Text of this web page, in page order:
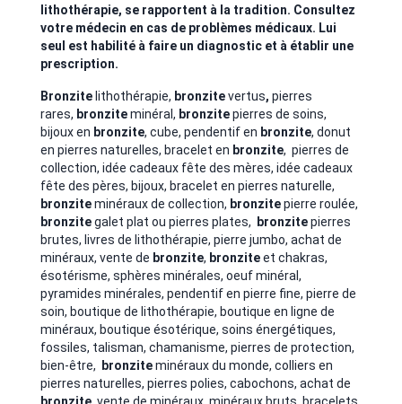
lithothérapie, se rapportent à la tradition. Consultez
votre médecin en cas de problèmes médicaux. Lui
seul est habilité à faire un diagnostic et à établir une
prescription.
Bronzite lithothérapie, bronzitevertus, pierres
rares, bronziteminéral, bronzitepierres de soins,
bijoux en bronzite, cube, pendentif en bronzite, donut
en pierres naturelles, bracelet en bronzite, pierres de
collection, idée cadeaux fête des mères, idée cadeaux
fête des pères, bijoux, bracelet en pierres naturelle,
bronziteminéraux de collection, bronzitepierre roulée,
bronzitegalet plat ou pierres plates, bronzitepierres
brutes, livres de lithothérapie, pierre jumbo, achat de
minéraux, vente de bronzite, bronziteet chakras,
ésotérisme, sphères minérales, oeuf minéral,
pyramides minérales, pendentif en pierre fine, pierre de
soin, boutique de lithothérapie, boutique en ligne de
minéraux, boutique ésotérique, soins énergétiques,
fossiles, talisman, chamanisme, pierres de protection,
bien-être,
bronziteminéraux du monde, colliers en
pierres naturelles, pierres polies, cabochons, achat de